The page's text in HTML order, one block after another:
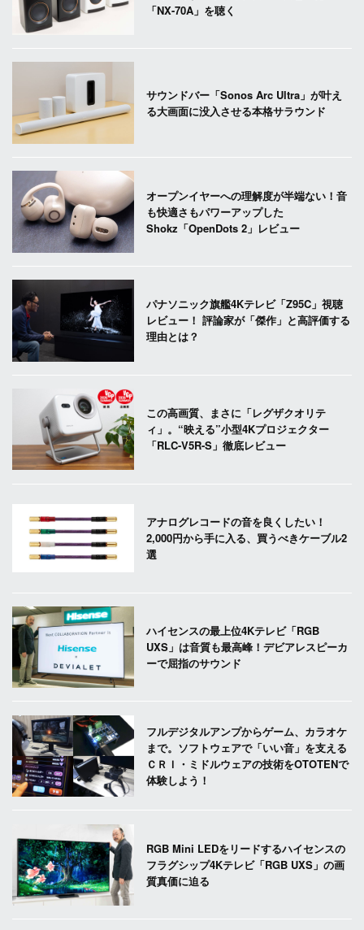
「NX-70A」を聴く
サウンドバー「Sonos Arc Ultra」が叶え
る大画面に没入させる本格サラウンド
オープンイヤーへの理解度が半端ない！音
も快適さもパワーアップした
Shokz「OpenDots 2」レビュー
パナソニック旗艦4Kテレビ「Z95C」視聴
レビュー！ 評論家が「傑作」と高評価する
理由とは？
この高画質、まさに「レグザクオリテ
ィ」。“映える”小型4Kプロジェクター
「RLC-V5R-S」徹底レビュー
アナログレコードの音を良くしたい！
2,000円から手に入る、買うべきケーブル2
選
ハイセンスの最上位4Kテレビ「RGB
UXS」は音質も最高峰！デビアレスピーカ
ーで屈指のサウンド
フルデジタルアンプからゲーム、カラオケ
まで。ソフトウェアで「いい音」を支える
ＣＲＩ・ミドルウェアの技術をOTOTENで
体験しよう！
RGB Mini LEDをリードするハイセンスの
フラグシップ4Kテレビ「RGB UXS」の画
質真価に迫る